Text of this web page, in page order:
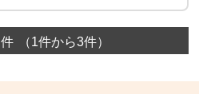
件 （1件から3件）